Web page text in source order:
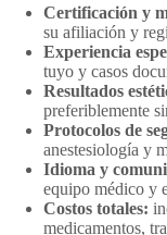
Certificación y
su afiliación y
Experiencia
tuyo y casos
Resultados
preferiblemente
Protocolos de
anestesiología y
Idioma y
equipo médico y
Costos totales:
medicamentos,